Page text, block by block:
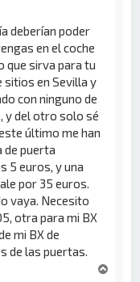
deberían poder
en el coche
que sirva para tu
sitios en Sevilla y
con ninguno de
y del otro solo sé
último me han
de puerta
5 euros, y una
por 35 euros.
vaya. Necesito
otra para mi BX
mi BX de
de las puertas.